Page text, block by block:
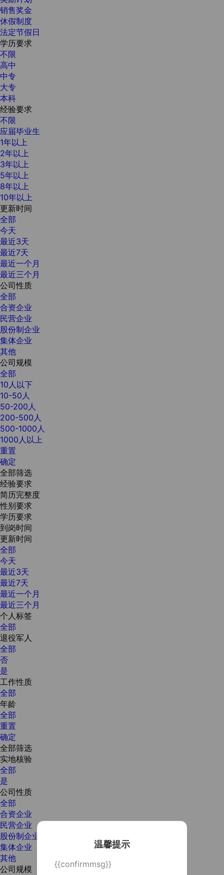
温馨提示
{{confirmmsg}}
销售奖金
休假制度
法定节假日
学历要求
不限
高中
中专
大专
本科
经验要求
不限
应届毕业生
1年以上
2年以上
3年以上
5年以上
8年以上
10年以上
更新时间
全部
今天
最近3天
最近7天
最近一个月
最近三个月
公司性质
全部
合资企业
民营企业
股份制企业
集体企业
其他
公司规模
全部
10人以下
10-50人
50-200人
200-500人
500-1000人
1000人以上
重置
确定
全部筛选
经验要求
简历完整度
性别要求
学历要求
到岗时间
更新时间
全部
今天
最近3天
最近7天
最近一个月
最近三个月
个人标签
全部
退役军人
全部
否
是
工作性质
全部
年龄
全部
重置
确定
全部筛选
实地核验
全部
是
公司性质
全部
合资企业
民营企业
股份制企业
集体企业
其他
公司规模